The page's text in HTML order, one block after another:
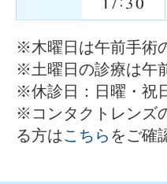
※木曜日は午前手術
※土曜日の診療は午
※休診日：日曜・祝
※コンタクトレンズ
る方はこちら をご確